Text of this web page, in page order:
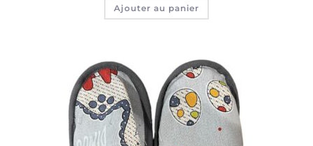
Ajouter au panier